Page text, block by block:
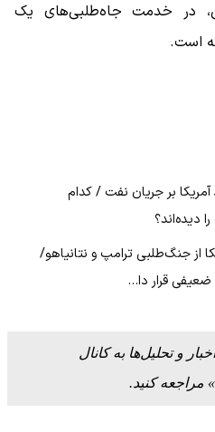
در خدمت جاه‌طلبی‌های یک
است.
بر جریان نفت / کدام
دیده‌اند؟
از جنگ‌طلبی ترامپ و نتانیاهو/
ضعیفی قرار دا…
و تحلیل‌ها به کانال
» مراجعه کنید.